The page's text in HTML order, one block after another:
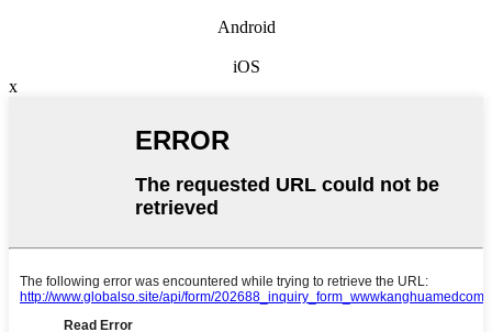
Android
iOS
x